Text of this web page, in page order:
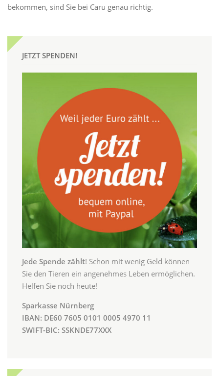
bekommen, sind Sie bei Caru genau richtig.
JETZT SPENDEN!
Jede Spende zählt! Schon mit wenig Geld können
Sie den Tieren ein angenehmes Leben ermöglichen.
Helfen Sie noch heute!
Sparkasse Nürnberg
IBAN: DE60 7605 0101 0005 4970 11
SWIFT-BIC: SSKNDE77XXX